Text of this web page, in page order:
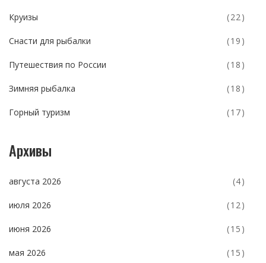
Круизы (22)
Снасти для рыбалки (19)
Путешествия по России (18)
Зимняя рыбалка (18)
Горный туризм (17)
Архивы
августа 2026 (4)
июля 2026 (12)
июня 2026 (15)
мая 2026 (15)